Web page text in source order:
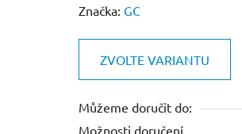
hodnocení
5
Značka: GC
ZVOLTE VARIANTU
Můžeme doručit do:
Možnosti doručení